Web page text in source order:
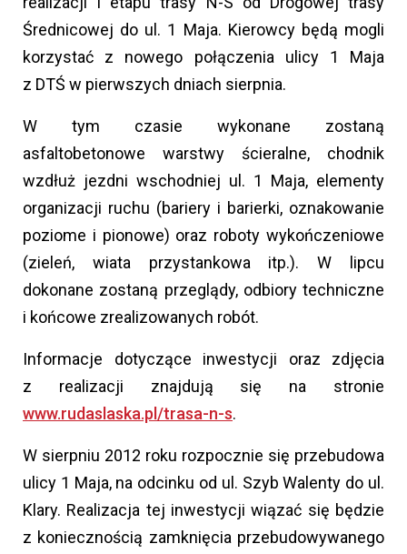
Średnicowej do ul. 1 Maja. Kierowcy będą mogli
korzystać z nowego połączenia ulicy 1 Maja
z DTŚ w pierwszych dniach sierpnia.
W tym czasie wykonane zostaną
asfaltobetonowe warstwy ścieralne, chodnik
wzdłuż jezdni wschodniej ul. 1 Maja, elementy
organizacji ruchu (bariery i barierki, oznakowanie
poziome i pionowe) oraz roboty wykończeniowe
(zieleń, wiata przystankowa itp.). W lipcu
dokonane zostaną przeglądy, odbiory techniczne
i końcowe zrealizowanych robót.
Informacje dotyczące inwestycji oraz zdjęcia
z realizacji znajdują się na stronie
www.rudaslaska.pl/trasa-n-s.
W sierpniu 2012 roku rozpocznie się przebudowa
ulicy 1 Maja, na odcinku od ul. Szyb Walenty do ul.
Klary. Realizacja tej inwestycji wiązać się będzie
z koniecznością zamknięcia przebudowywanego